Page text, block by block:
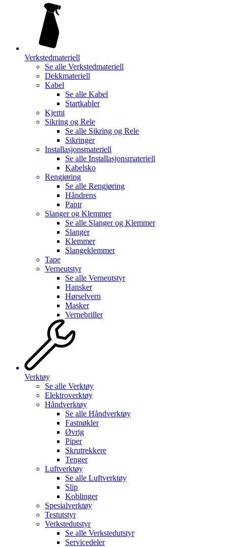
Verkstedmateriell
Se alle Verkstedmateriell
Dekkmateriell
Kabel
Se alle Kabel
Startkabler
Kjemi
Sikring og Rele
Se alle Sikring og Rele
Sikringer
Installasjonsmateriell
Se alle Installasjonsmateriell
Kabelsko
Rengjøring
Se alle Rengjøring
Håndrens
Papir
Slanger og Klemmer
Se alle Slanger og Klemmer
Slanger
Klemmer
Slangeklemmer
Tape
Verneutstyr
Se alle Verneutstyr
Hansker
Hørselvern
Masker
Vernebriller
Verktøy
Se alle Verktøy
Elektroverktøy
Håndverktøy
Se alle Håndverktøy
Fastnøkler
Øvrig
Piper
Skrutrekkere
Tenger
Luftverktøy
Se alle Luftverktøy
Slip
Koblinger
Spesialverktøy
Testutstyr
Verkstedutstyr
Se alle Verkstedutstyr
Servicedeler